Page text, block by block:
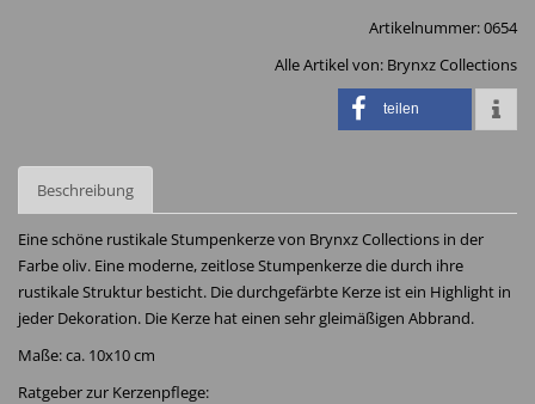
Artikelnummer:0654
Alle Artikel von: Brynxz Collections
teilen
Beschreibung
Eine schöne rustikale Stumpenkerze von Brynxz Collections in der
Farbe oliv. Eine moderne, zeitlose Stumpenkerze die durch ihre
rustikale Struktur besticht. Die durchgefärbte Kerze ist ein Highlight in
jeder Dekoration. Die Kerze hat einen sehr gleimäßigen Abbrand.
Maße: ca. 10x10 cm
Ratgeber zur Kerzenpflege: